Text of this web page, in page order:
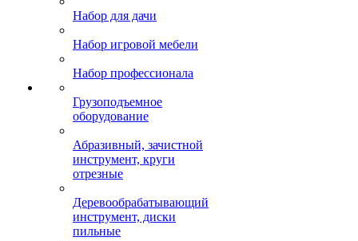
Набор для дачи
Набор игровой мебели
Набор профессионала
Грузоподъемное
оборудование
Абразивный, зачистной
инструмент, круги
отрезные
Деревообрабатывающий
инструмент, диски
пильные